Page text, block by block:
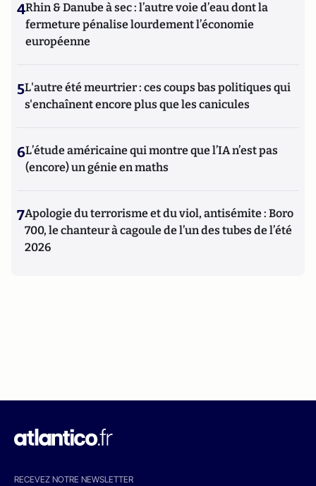
4Rhin & Danube à sec : l’autre voie d’eau dont la
fermeture pénalise lourdement l’économie
européenne
5L'autre été meurtrier : ces coups bas politiques qui
s'enchaînent encore plus que les canicules
6L’étude américaine qui montre que l’IA n’est pas
(encore) un génie en maths
7Apologie du terrorisme et du viol, antisémite : Boro
700, le chanteur à cagoule de l’un des tubes de l’été
2026
RECEVEZ NOTRE NEWSLETTER